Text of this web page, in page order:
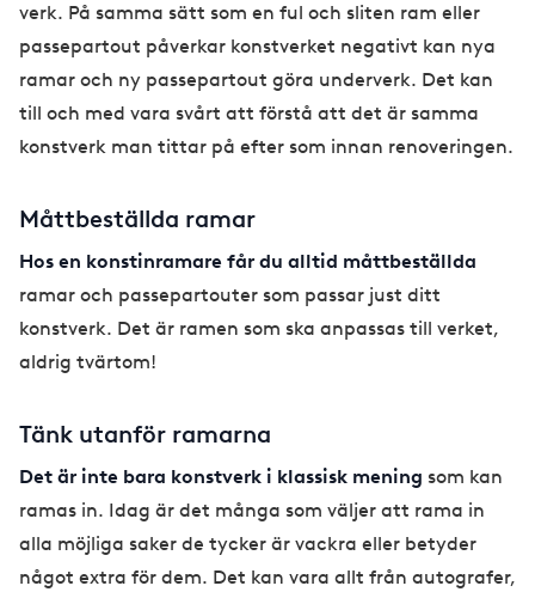
verk. På samma sätt som en ful och sliten ram eller
passepartout påverkar konstverket negativt kan nya
ramar och ny passepartout göra underverk. Det kan
till och med vara svårt att förstå att det är samma
konstverk man tittar på efter som innan renoveringen.
Måttbeställda ramar
Hos en konstinramare får du alltid måttbeställda
ramar och passepartouter som passar just ditt
konstverk. Det är ramen som ska anpassas till verket,
aldrig tvärtom!
Tänk utanför ramarna
Det är inte bara konstverk i klassisk mening som kan
ramas in. Idag är det många som väljer att rama in
alla möjliga saker de tycker är vackra eller betyder
något extra för dem. Det kan vara allt från autografer,